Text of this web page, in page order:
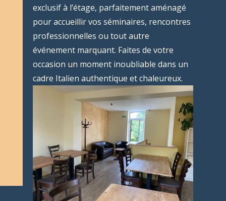
exclusif à l’étage, parfaitement aménagé
pour accueillir vos séminaires, rencontres
professionnelles ou tout autre
événement marquant. Faites de votre
occasion un moment inoubliable dans un
cadre Italien authentique et chaleureux.